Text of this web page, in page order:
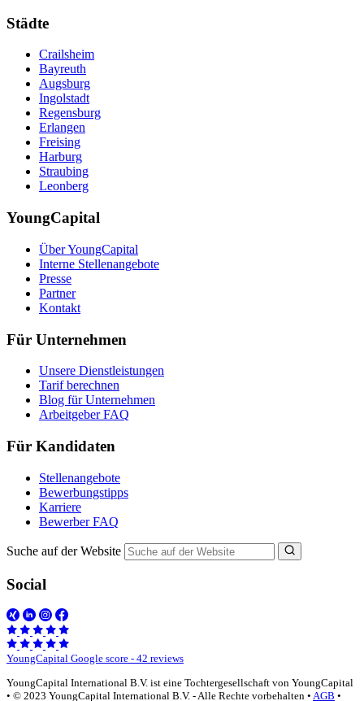
Städte
Crailsheim
Bayreuth
Augsburg
Ingolstadt
Regensburg
Erlangen
Freising
Harburg
Straubing
Leonberg
YoungCapital
Über YoungCapital
Interne Stellenangebote
Presse
Partner
Kontakt
Für Unternehmen
Unsere Dienstleistungen
Tarif berechnen
Blog für Unternehmen
Arbeitgeber FAQ
Für Kandidaten
Stellenangebote
Bewerbungstipps
Karriere
Bewerber FAQ
Suche auf der Website
Social
YoungCapital Google score - 42 reviews
YoungCapital International B.V. ist eine Tochtergesellschaft von YoungCapital
• © 2023 YoungCapital International B.V. - Alle Rechte vorbehalten • AGB •